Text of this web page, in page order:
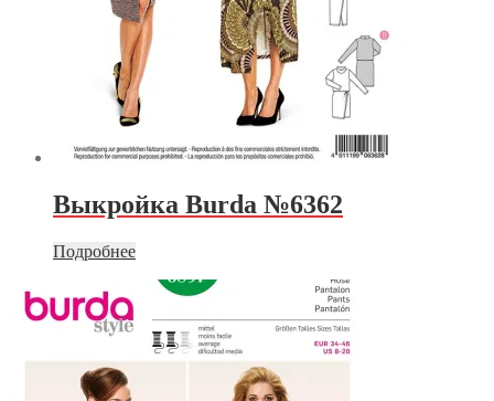
Выкройка Burda №6362
Подробнее